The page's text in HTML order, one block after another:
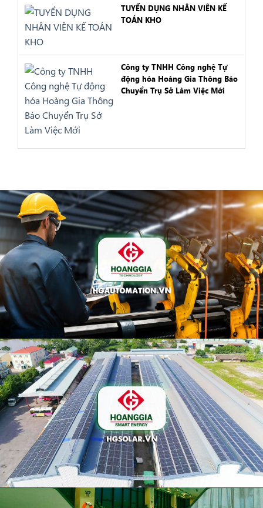
TUYỂN DỤNG NHÂN VIÊN KẾ
TOÁN KHO
Công ty TNHH Công nghệ Tự
động hóa Hoàng Gia Thông Báo
Chuyển Trụ Sở Làm Việc Mới